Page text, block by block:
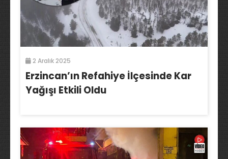
2 Aralık 2025
Erzincan’ın Refahiye İlçesinde Kar
Yağışı Etkili Oldu